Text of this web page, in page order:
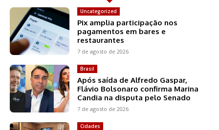
Uncategorized
Pix amplia participação nos
pagamentos em bares e
restaurantes
7 de agosto de 2026
Brasil
Após saída de Alfredo Gaspar,
Flávio Bolsonaro confirma Marina
Candia na disputa pelo Senado
7 de agosto de 2026
Cidades